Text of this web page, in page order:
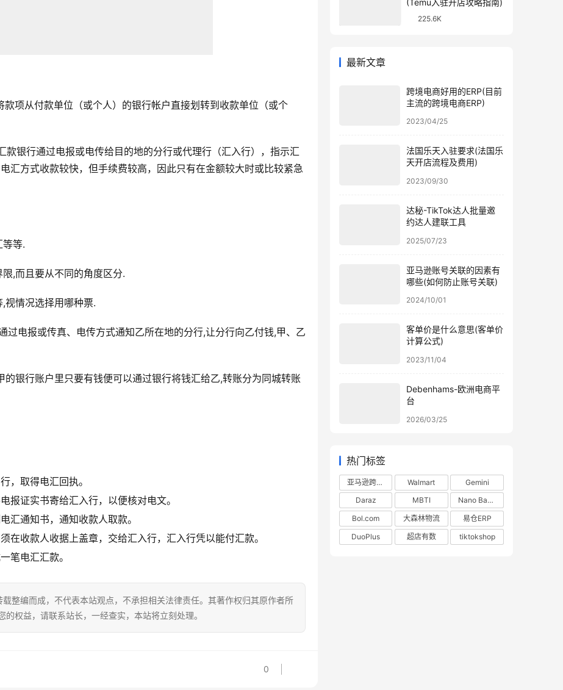
项从付款单位（或个人）的银行帐户直接划转到收款单位（或个
银行通过电报或电传给目的地的分行或代理行（汇入行），指示汇
汇方式收款较快，但手续费较高，因此只有在金额较大时或比较紧急
等等.
,而且要从不同的角度区分.
视情况选择用哪种票.
过电报或传真、电传方式通知乙所在地的分行,让分行向乙付钱,甲、乙
银行账户里只要有钱便可以通过银行将钱汇给乙,转账分为同城转账
，取得电汇回执。
报证实书寄给汇入行，以便核对电文。
汇通知书，通知收款人取款。
在收款人收据上盖章，交给汇入行，汇入行凭以能付汇款。
笔电汇汇款。
整编而成，不代表本站观点，不承担相关法律责任。其著作权归其原作者所
权益，请联系站长，一经查实，本站将立刻处理。
0
(Temu入驻开店攻略指南)
225.6K
最新文章
跨境电商好用的ERP(目前
主流的跨境电商ERP)
2023/04/25
法国乐天入驻要求(法国乐
天开店流程及费用)
2023/09/30
达秘-TikTok达人批量邀
约达人建联工具
2025/07/23
亚马逊账号关联的因素有
哪些(如何防止账号关联)
2024/10/01
客单价是什么意思(客单价
计算公式)
2023/11/04
Debenhams-欧洲电商平
台
2026/03/25
热门标签
亚马逊跨境电商 Walmart
Gemini
Daraz
MBTI
Nano Banana
Bol.com
大森林物流
易仓ERP
DuoPlus
超店有数 tiktokshop